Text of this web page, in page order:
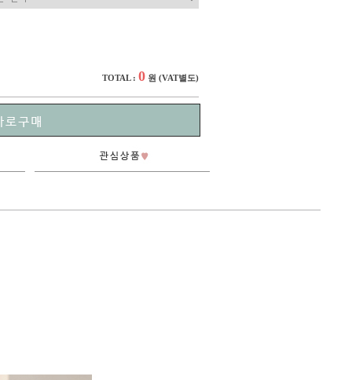
TOTAL : 0 원 (VAT별도)